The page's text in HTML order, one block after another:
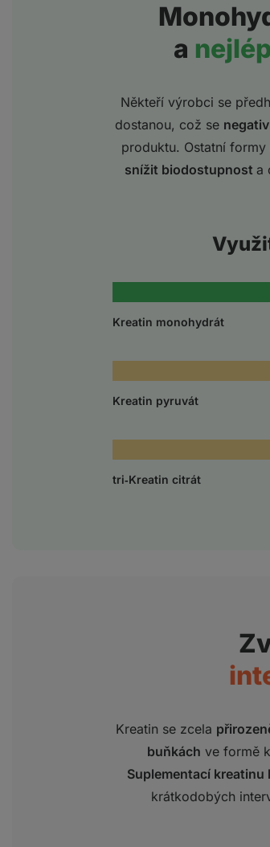
a
Někteří výrobci se
dostanou, což se
produktu. Ostatní
snížit biodostupnost a
Kreatin monohydrát
Kreatin pyruvát
tri‑Kreatin citrát
Kreatin se zcela
buňkách ve formě
Suplementací
krátkodobých